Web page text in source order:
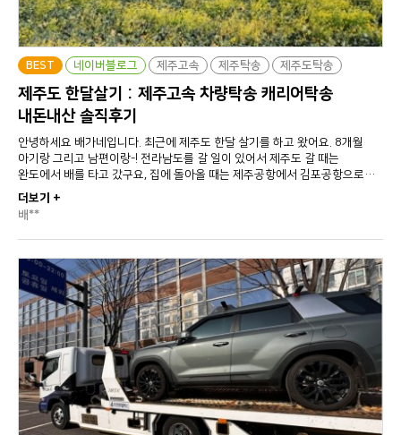
BEST 네이버블로그 제주고속 제주탁송 제주도탁송
제주도 한달살기 : 제주고속 차량탁송 캐리어탁송
내돈내산 솔직후기
안녕하세요 배가네입니다. 최근에 제주도 한달 살기를 하고 왔어요. 8개월
아기랑 그리고 남편이랑-! 전라남도를 갈 일이 있어서 제주도 갈 때는
완도에서 배를 타고 갔구요, 집에 돌아올 때는 제주공항에서 김포공항으로…
더보기 +
배**